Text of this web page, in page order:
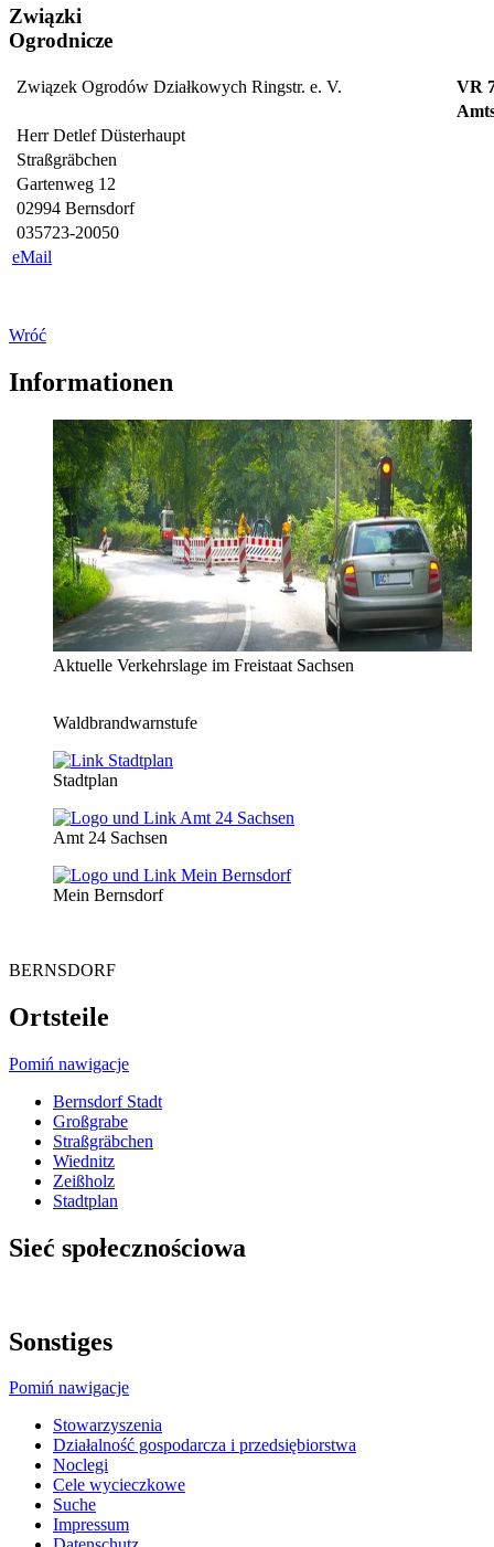
Związki
Ogrodnicze
Związek Ogrodów Działkowych Ringstr. e. V.
VR
Herr Detlef Düsterhaupt
Straßgräbchen
Gartenweg 12
02994 Bernsdorf
035723-20050
eMail
Wróć
Informationen
Aktuelle Verkehrslage im Freistaat Sachsen
Waldbrandwarnstufe
Stadtplan
Amt 24 Sachsen
Mein Bernsdorf
BERNSDORF
Ortsteile
Pomiń nawigacje
Bernsdorf Stadt
Großgrabe
Straßgräbchen
Wiednitz
Zeißholz
Stadtplan
Sieć społecznościowa
Sonstiges
Pomiń nawigacje
Stowarzyszenia
Działalność gospodarcza i przedsiębiorstwa
Noclegi
Cele wycieczkowe
Suche
Impressum